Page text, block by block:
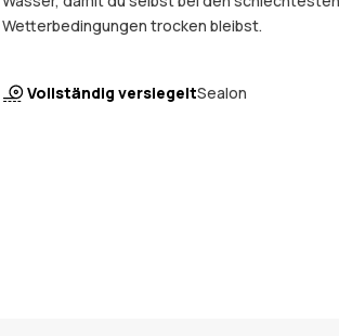
Wetterbedingungen trocken bleibst.
Vollständig versiegeltSealon